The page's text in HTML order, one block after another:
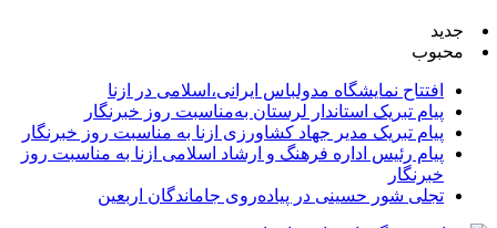
جدید
محبوب
افتتاح نمایشگاه مدولباس ایرانی،اسلامی در ازنا
پیام تبریک استاندار لرستان به‌مناسبت روز خبرنگار
پیام تبریک مدیر جهاد کشاورزی ازنا به مناسبت روز خبرنگار
پیام رئیس اداره فرهنگ و ارشاد اسلامی ازنا به مناسبت روز
خبرنگار
تجلی شور حسینی در پیاده‌روی جاماندگان اربعین